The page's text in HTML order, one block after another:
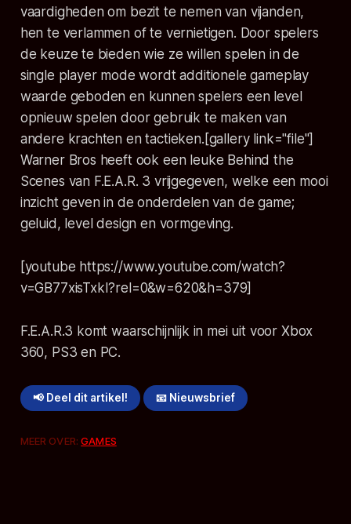
vaardigheden om bezit te nemen van vijanden,
hen te verlammen of te vernietigen. Door spelers
de keuze te bieden wie ze willen spelen in de
single player mode wordt additionele gameplay
waarde geboden en kunnen spelers een level
opnieuw spelen door gebruik te maken van
andere krachten en tactieken.[gallery link="file"]
Warner Bros heeft ook een leuke Behind the
Scenes van F.E.A.R. 3 vrijgegeven, welke een mooi
inzicht geven in de onderdelen van de game;
geluid, level design en vormgeving.
[youtube https://www.youtube.com/watch?
v=GB77xisTxkI?rel=0&w=620&h=379]
F.E.A.R.3 komt waarschijnlijk in mei uit voor Xbox
360, PS3 en PC.
📢 Deel dit artikel! 📧 Nieuwsbrief
MEER OVER:GAMES